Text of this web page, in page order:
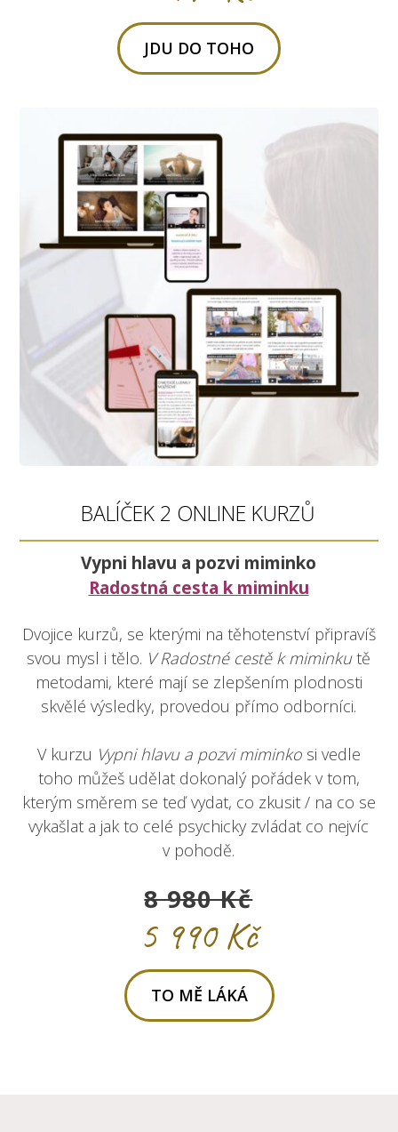
JDU DO TOHO
BALÍČEK 2 ONLINE KURZŮ
Vypni hlavu a pozvi miminko
Radostná cesta k miminku
Dvojice kurzů, se kterými na těhotenství připravíš
svou mysl i tělo. V Radostné cestě k miminkutě
metodami, které mají se zlepšením plodnosti
skvělé výsledky, provedou přímo odborníci.
V kurzu Vypni hlavu a pozvi miminkosi vedle
toho můžeš udělat dokonalý pořádek v tom,
kterým směrem se teď vydat, co zkusit / na co se
vykašlat a jak to celé psychicky zvládat co nejvíc
v pohodě.
8 980 Kč
5 990 Kč
TO MĚ LÁKÁ